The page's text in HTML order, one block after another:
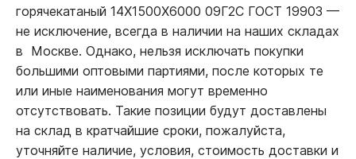
горячекатаный 14Х1500Х6000 09Г2С ГОСТ 19903 —
не исключение, всегда в наличии на наших складах
в Москве. Однако, нельзя исключать покупки
большими оптовыми партиями, после которых те
или иные наименования могут временно
отсутствовать. Такие позиции будут доставлены
на склад в кратчайшие сроки, пожалуйста,
уточняйте наличие, условия, стоимость доставки и